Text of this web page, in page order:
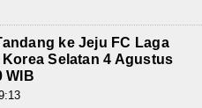
ke Jeju FC Laga
Selatan 4 Agustus
WIB